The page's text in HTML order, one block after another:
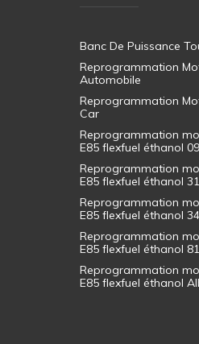
Banc De Puissance
Reprogrammation
Automobile
Reprogrammation
Car
Reprogrammation
E85 flexfuel éthanol 09
Reprogrammation
E85 flexfuel éthanol 31
Reprogrammation
E85 flexfuel éthanol 34
Reprogrammation
E85 flexfuel éthanol 81
Reprogrammation
E85 flexfuel éthanol